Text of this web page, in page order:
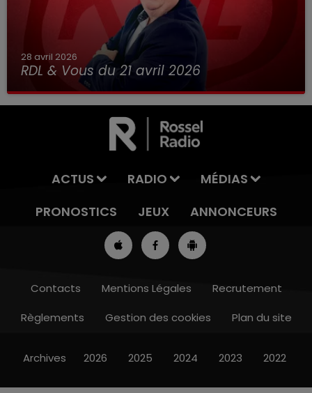
13h00 - 16h00
28 avril 2026
RDL & Vous du 21 avril 2026
ACTUS RADIO
MÉDIAS
PRONOSTICS
JEUX ANNONCEURS
Contacts Mentions Légales
Recrutement
Règlements
Gestion des cookies Plan du site
Archives 2026 2025 2024 2023 2022